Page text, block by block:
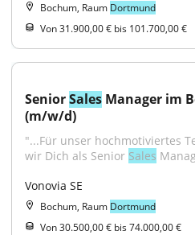
Bochum, Raum Dortmund
Von 31.900,00 € bis 101.700,00 €
Senior Sales Manager im
(m/w/d)
"...Für unser hochmotiviertes
wir Dich als Senior Sales
Vonovia SE
Bochum, Raum Dortmund
Von 30.500,00 € bis 74.000,00 €